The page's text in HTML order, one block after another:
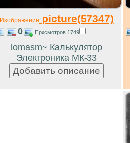
Изображение picture(57347)
0 Просмотров 1749
lomasm~ Калькулятор
Электроника МК-33